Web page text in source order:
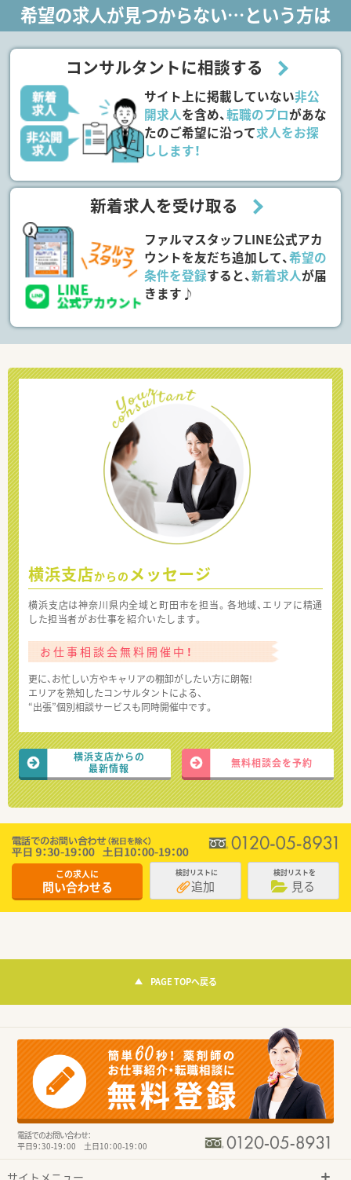
希望の求人が見つからない…という方は
コンサルタントに相談する
サイト上に掲載していない非公
開求人を含め、転職のプロがあな
たのご希望に沿って求人をお探
しします！
新着求人を受け取る
ファルマスタッフLINE公式アカ
ウントを友だち追加して、希望の
条件を登録すると、新着求人が届
きます♪
横浜支店からの メッセージ
横浜支店は神奈川県内全域と町田市を担当。各地域、エリアに精通
した担当者がお仕事を紹介いたします。
お仕事相談会無料開催中！
更に、お忙しい方やキャリアの棚卸がしたい方に朗報!
エリアを熟知したコンサルタントによる、
“出張”個別相談サービスも同時開催中です。
横浜支店からの
最新情報
無料相談会を予約
この求人に
問い合わせる
検討リストに
追加
検討リストを
見る
PAGE TOPへ戻る
電話でのお問い合わせ：
平日9：30-19：00 土日10：00-19：00
サイトメニュー